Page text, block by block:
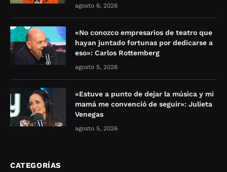
agosto 6, 2026
«No conozco empresarios de teatro que
hayan juntado fortunas por dedicarse a
eso»: Carlos Rottemberg
agosto 5, 2026
«Estuve a punto de dejar la música y mi
mamá me convenció de seguir»: Julieta
Venegas
agosto 5, 2026
CATEGORÍAS